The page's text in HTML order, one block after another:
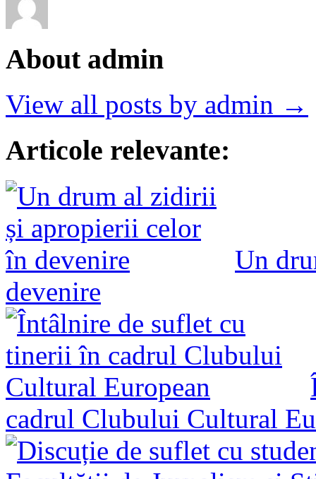
About admin
View all posts by admin →
Articole relevante:
Un
devenire
cadrul Clubului Cultural